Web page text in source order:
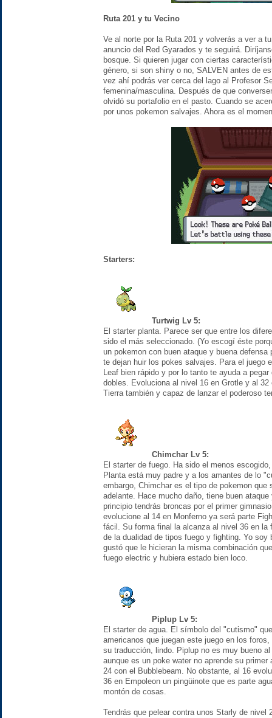
Ruta 201 y tu Vecino
Ve al norte por la Ruta 201 y volverás a ver a
anuncio del Red Gyarados y te seguirá.
bosque. Si quieren jugar con ciertas
género, si son shiny o no, SALVEN antes de
vez ahí podrás ver cerca del lago al Profesor
femenina/masculina. Después de que
olvidó su portafolio en el pasto. Cuando se
por unos pokemon salvajes. Ahora es el
Starters:
Turtwig Lv 5:
El starter planta. Parece ser que entre los
sido el más seleccionado. (Yo escogí éste
un pokemon con buen ataque y buena
te dejan huir los pokes salvajes. Para el juego
Leaf bien rápido y por lo tanto te ayuda a
dobles. Evoluciona al nivel 16 en Grotle y al 32
Tierra también y capaz de lanzar el poderoso
Chimchar Lv 5:
El starter de fuego. Ha sido el menos
Planta está muy padre y a los amantes de lo
embargo, Chimchar es el tipo de pokemon que
adelante. Hace mucho daño, tiene buen
principio tendrás broncas por el primer
evolucione al 14 en Monferno ya será parte
fácil. Su forma final la alcanza al nivel 36 en la
de la dualidad de tipos fuego y fighting. Yo soy
gustó que le hicieran la misma combinación
fuego electric y hubiera estado bien loco.
Piplup Lv 5:
El starter de agua. El símbolo del "cutismo"
americanos que juegan este juego en los
su traducción, lindo. Piplup no es muy bueno
aunque es un poke water no aprende su
24 con el Bubblebeam. No obstante, al 16
36 en Empoleon un pingüinote que es parte
montón de cosas.
Tendrás que pelear contra unos Starly de nivel